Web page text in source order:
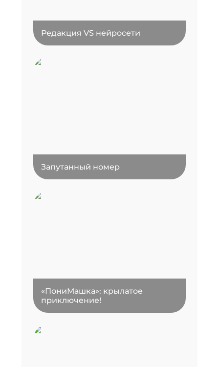
Редакция VS нейросети
Запутанный номер
«ПониМашка»: крылатое
приключение!